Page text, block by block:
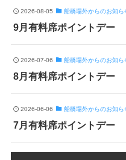
2026-08-05 船橋場外からのお知ら
9月有料席ポイントデー
2026-07-06 船橋場外からのお知ら
8月有料席ポイントデー
2026-06-06 船橋場外からのお知ら
7月有料席ポイントデー